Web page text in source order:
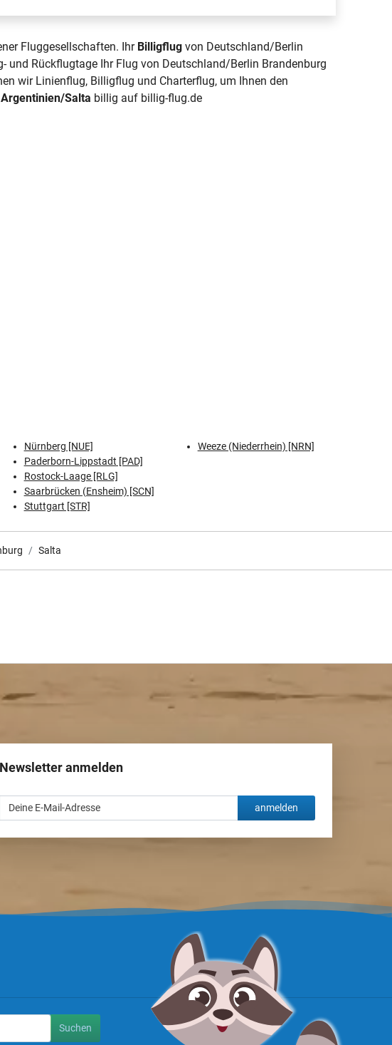
Fluggesellschaften. Ihr Billigflug von Deutschland/Berlin
und Rückflugtage Ihr Flug von Deutschland/Berlin Brandenburg
wir Linienflug, Billigflug und Charterflug, um Ihnen den
Salta billig auf billig-flug.de
Nürnberg [NUE]
Paderborn-Lippstadt [PAD]
Rostock-Laage [RLG]
Saarbrücken (Ensheim) [SCN]
Stuttgart [STR]
Weeze (Niederrhein) [NRN]
Salta
Newsletter anmelden
anmelden
Suchen